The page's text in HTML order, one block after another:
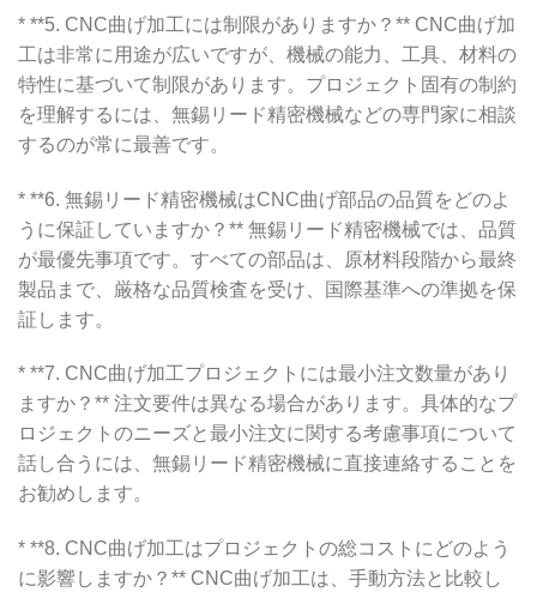
* **5. CNC曲げ加工には制限がありますか？** CNC曲げ加
工は非常に用途が広いですが、機械の能力、工具、材料の
特性に基づいて制限があります。プロジェクト固有の制約
を理解するには、無錫リード精密機械などの専門家に相談
するのが常に最善です。
* **6. 無錫リード精密機械はCNC曲げ部品の品質をどのよ
うに保証していますか？** 無錫リード精密機械では、品質
が最優先事項です。すべての部品は、原材料段階から最終
製品まで、厳格な品質検査を受け、国際基準への準拠を保
証します。
* **7. CNC曲げ加工プロジェクトには最小注文数量があり
ますか？** 注文要件は異なる場合があります。具体的なプ
ロジェクトのニーズと最小注文に関する考慮事項について
話し合うには、無錫リード精密機械に直接連絡することを
お勧めします。
* **8. CNC曲げ加工はプロジェクトの総コストにどのよう
に影響しますか？** CNC曲げ加工は、手動方法と比較し